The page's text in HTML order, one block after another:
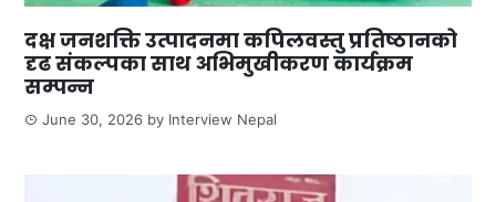
दक्ष जनशक्ति उत्पादनमा कपिलवस्तु प्रतिष्ठानको
दृढ संकल्पका साथ अभिमुखीकरण कार्यक्रम
सम्पन्न
June 30, 2026 by Interview Nepal